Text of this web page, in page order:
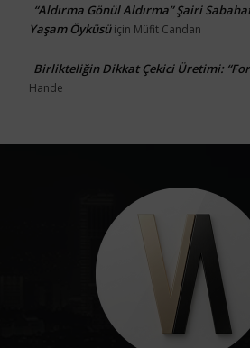
“Aldırma Gönül Aldırma” Şairi
Yaşam Öyküsüiçin Müfit Candan
Birlikteliğin Dikkat Çekici Üretimi:
Hande